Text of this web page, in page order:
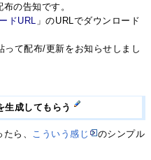
の告知です。
ドURL 」のURLでダウンロード
て配布/更新をお知らせしまし
生成してもらう
ら、 こういう感じ
のシンプル